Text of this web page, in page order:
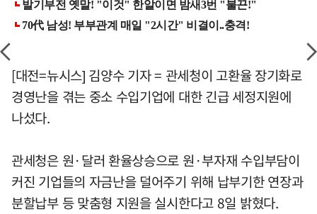
[대전=뉴시스] 김양수 기자 = 관세청이 고환율 장기화로
경영난을 겪는 중소 수입기업에 대한 긴급 세정지원에
나섰다.
관세청은 원·달러 환율상승으로 원·부자재 수입부담이
커진 기업들의 자금난을 덜어주기 위해 납부기한 연장과
분할납부 등 맞춤형 지원을 실시한다고 8일 밝혔다.